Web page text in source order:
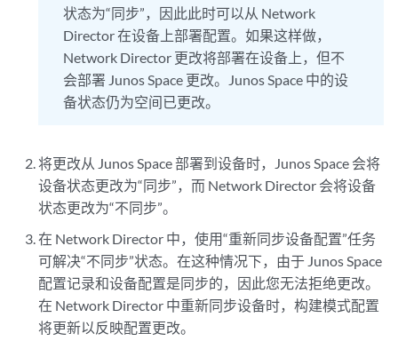
状态为“同步”，因此此时可以从 Network
Director 在设备上部署配置。如果这样做，
Network Director 更改将部署在设备上，但不
会部署 Junos Space 更改。Junos Space 中的设
备状态仍为空间已更改。
将更改从 Junos Space 部署到设备时，Junos Space 会将
设备状态更改为“同步”，而 Network Director 会将设备
状态更改为“不同步”。
在 Network Director 中，使用“重新同步设备配置”任务
可解决“不同步”状态。在这种情况下，由于 Junos Space
配置记录和设备配置是同步的，因此您无法拒绝更改。
在 Network Director 中重新同步设备时，构建模式配置
将更新以反映配置更改。